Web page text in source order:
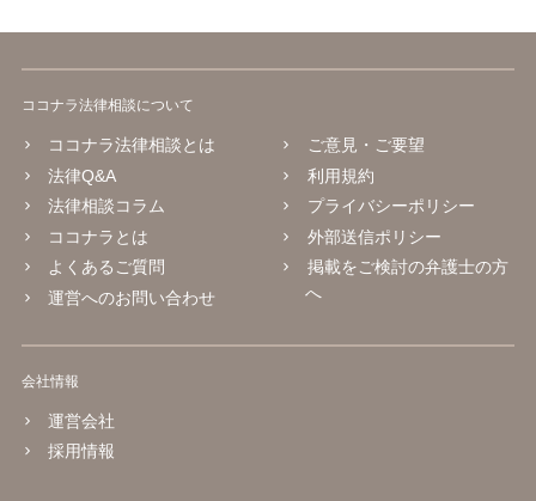
ココナラ法律相談について
ココナラ法律相談とは
法律Q&A
法律相談コラム
ココナラとは
よくあるご質問
運営へのお問い合わせ
ご意見・ご要望
利用規約
プライバシーポリシー
外部送信ポリシー
掲載をご検討の弁護士の方
へ
会社情報
運営会社
採用情報